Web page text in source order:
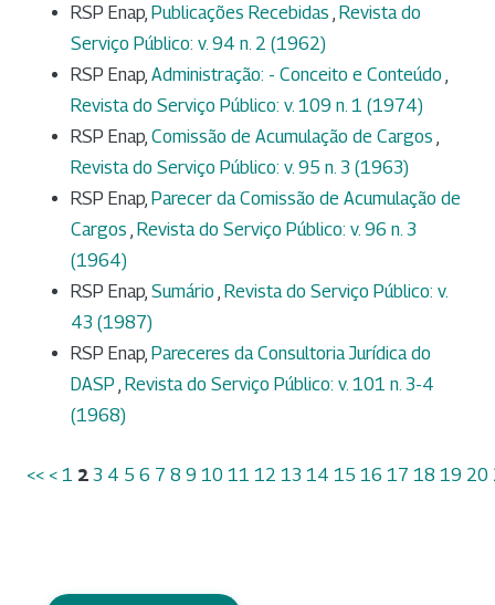
RSP Enap, Publicações Recebidas , Revista do
Serviço Público: v. 94 n. 2 (1962)
RSP Enap, Administração: - Conceito e Conteúdo ,
Revista do Serviço Público: v. 109 n. 1 (1974)
RSP Enap, Comissão de Acumulação de Cargos ,
Revista do Serviço Público: v. 95 n. 3 (1963)
RSP Enap, Parecer da Comissão de Acumulação de
Cargos , Revista do Serviço Público: v. 96 n. 3
(1964)
RSP Enap, Sumário , Revista do Serviço Público: v.
43 (1987)
RSP Enap, Pareceres da Consultoria Jurídica do
DASP , Revista do Serviço Público: v. 101 n. 3-4
(1968)
<< < 1 2 3 4 5 6 7 8 9 10 11 12 13 14 15 16 17 18 19 20